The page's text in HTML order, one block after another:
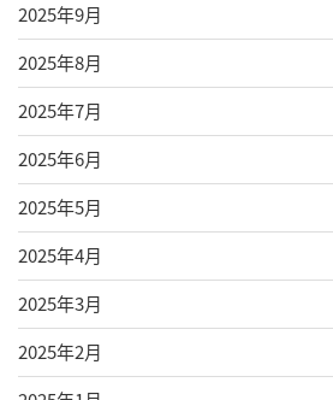
2025年9月
2025年8月
2025年7月
2025年6月
2025年5月
2025年4月
2025年3月
2025年2月